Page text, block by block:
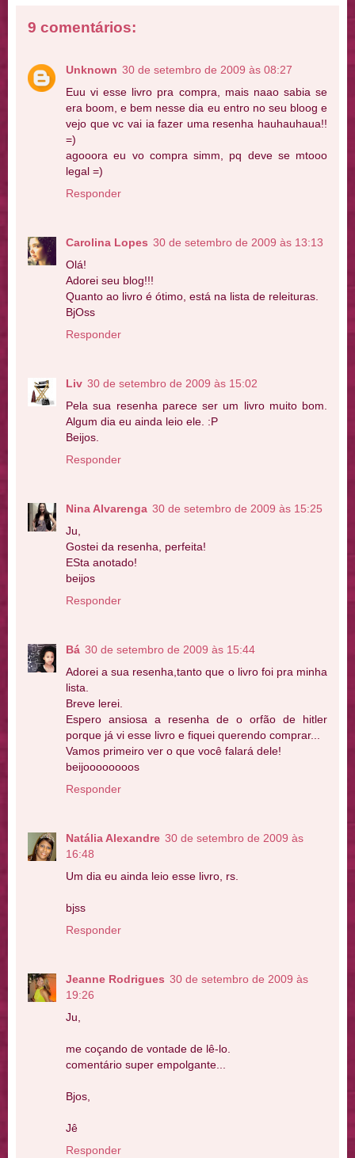
9 comentários:
Unknown 30 de setembro de 2009 às 08:27
Euu vi esse livro pra compra, mais naao sabia se
era boom, e bem nesse dia eu entro no seu bloog e
vejo que vc vai ia fazer uma resenha hauhauhaua!!
=)
agooora eu vo compra simm, pq deve se mtooo
legal =)
Responder
Carolina Lopes 30 de setembro de 2009 às 13:13
Olá!
Adorei seu blog!!!
Quanto ao livro é ótimo, está na lista de releituras.
BjOss
Responder
Liv 30 de setembro de 2009 às 15:02
Pela sua resenha parece ser um livro muito bom.
Algum dia eu ainda leio ele. :P
Beijos.
Responder
Nina Alvarenga 30 de setembro de 2009 às 15:25
Ju,
Gostei da resenha, perfeita!
ESta anotado!
beijos
Responder
Bá 30 de setembro de 2009 às 15:44
Adorei a sua resenha,tanto que o livro foi pra minha
lista.
Breve lerei.
Espero ansiosa a resenha de o orfão de hitler
porque já vi esse livro e fiquei querendo comprar...
Vamos primeiro ver o que você falará dele!
beijoooooooos
Responder
Natália Alexandre 30 de setembro de 2009 às
16:48
Um dia eu ainda leio esse livro, rs.
bjss
Responder
Jeanne Rodrigues 30 de setembro de 2009 às
19:26
Ju,
me coçando de vontade de lê-lo.
comentário super empolgante...
Bjos,
Jê
Responder